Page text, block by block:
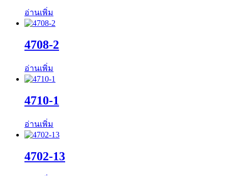
อ่านเพิ่ม
4708-2
อ่านเพิ่ม
4710-1
อ่านเพิ่ม
4702-13